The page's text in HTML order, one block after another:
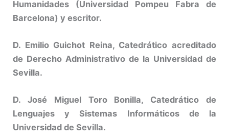
Humanidades (Universidad Pompeu Fabra de
Barcelona) y escritor.
D. Emilio Guichot Reina, Catedrático acreditado
de Derecho Administrativo de la Universidad de
Sevilla.
D. José Miguel Toro Bonilla, Catedrático de
Lenguajes y Sistemas Informáticos de la
Universidad de Sevilla.